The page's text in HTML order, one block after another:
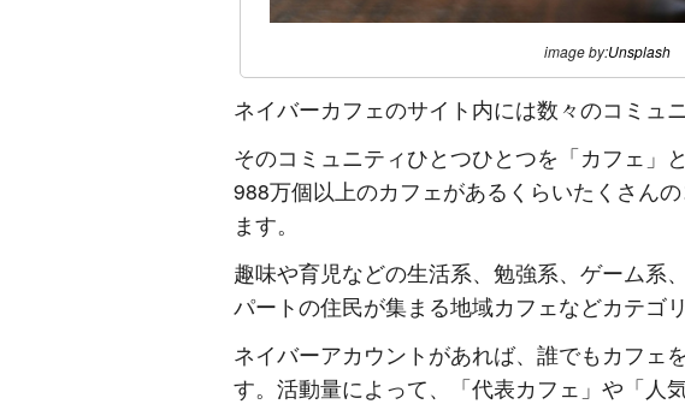
image by:Unsplash
ネイバーカフェのサイト内には数々のコミュ
そのコミュニティひとつひとつを「カフェ」
988万個以上のカフェがあるくらいたくさん
ます。
趣味や育児などの生活系、勉強系、ゲーム系
パートの住民が集まる地域カフェなどカテゴ
ネイバーアカウントがあれば、誰でもカフェ
す。活動量によって、「代表カフェ」や「人